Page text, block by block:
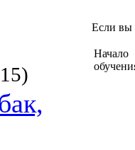
Если вы
Начало